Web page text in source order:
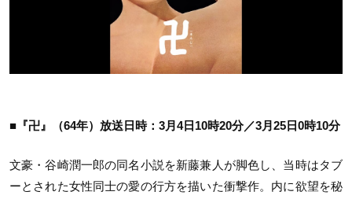
■『卍』（64年）放送日時：3月4日10時20分／3月25日0時10分
文豪・谷崎潤一郎の同名小説を新藤兼人が脚色し、当時はタブ
ーとされた女性同士の愛の行方を描いた衝撃作。内に欲望を秘